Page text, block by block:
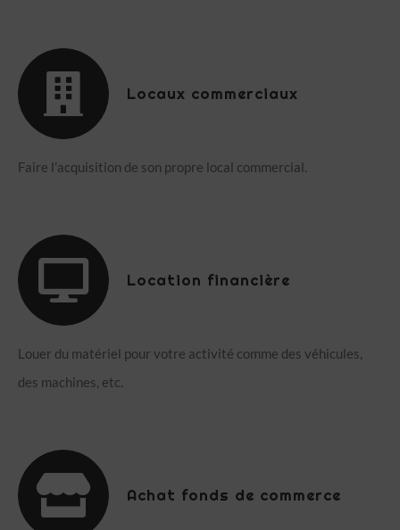
Locaux commerciaux
Faire l’acquisition de son propre local commercial.
Location financière
Louer du matériel pour votre activité comme des véhicules,
des machines, etc.
Achat fonds de commerce